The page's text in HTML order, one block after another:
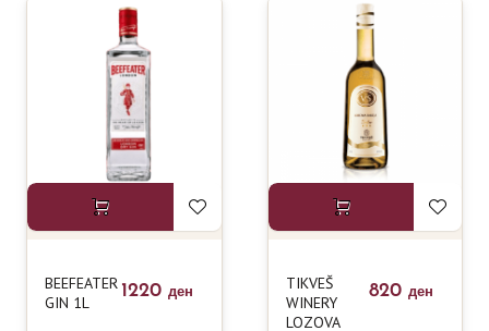
BEEFEATER
GIN 1L
1220 ден
TIKVEŠ
WINERY
LOZOVA
820 ден